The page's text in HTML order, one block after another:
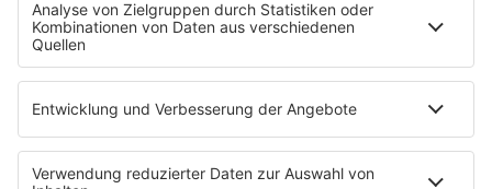
SERVICE
Empfang
barba radio App
Impressum
Datenschutz Facebook & Instagram
Datenschutzeinstellungen